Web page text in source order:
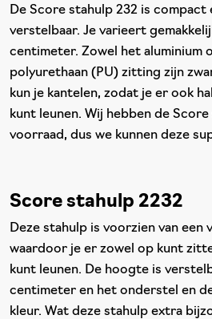
De Score stahulp 232 is compact
verstelbaar. Je varieert
centimeter. Zowel het aluminium
polyurethaan (PU) zitting zijn
kun je kantelen, zodat je er ook
kunt leunen. Wij hebben de
voorraad, dus we kunnen deze
Score stahulp 2232
Deze stahulp is voorzien van een
waardoor je er zowel op kunt
kunt leunen. De hoogte is
centimeter en het onderstel en
kleur. Wat deze stahulp extra